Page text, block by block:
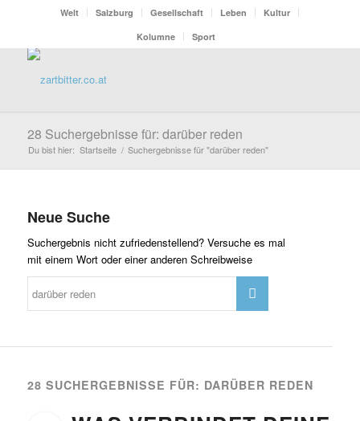
Welt Salzburg Gesellschaft Leben
Kultur
Kolumne
Sport
28 Suchergebnisse für: darüber reden
Du bist hier: Startseite / Suchergebnisse für "darüber reden"
Neue Suche
Suchergebnis nicht zufriedenstellend? Versuche es mal
mit einem Wort oder einer anderen Schreibweise
28 SUCHERGEBNISSE FÜR: DARÜBER REDEN